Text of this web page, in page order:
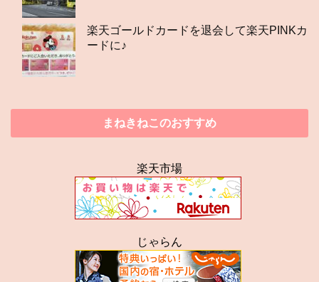
楽天ゴールドカードを退会して楽天PINKカ
ードに♪
まねきねこのおすすめ
楽天市場
じゃらん